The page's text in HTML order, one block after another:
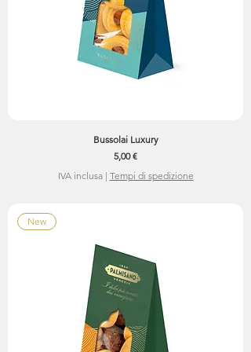
Bussolai Luxury
Prezzo
5,00 €
IVA inclusa| Tempi di spedizione
New